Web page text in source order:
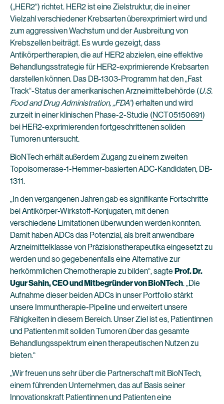
(„HER2“) richtet. HER2 ist eine Zielstruktur, die in einer
Vielzahl verschiedener Krebsarten überexprimiert wird und
zum aggressiven Wachstum und der Ausbreitung von
Krebszellen beiträgt. Es wurde gezeigt, dass
Antikörpertherapien, die auf HER2 abzielen, eine effektive
Behandlungsstrategie für HER2-exprimierende Krebsarten
darstellen können. Das DB-1303-Programm hat den „Fast
Track“-Status der amerikanischen Arzneimittelbehörde (U.S.
Food and Drug Administration, „FDA”) erhalten und wird
zurzeit in einer klinischen Phase-2-Studie (NCT05150691)
bei HER2-exprimierenden fortgeschrittenen soliden
Tumoren untersucht.
BioNTech erhält außerdem Zugang zu einem zweiten
Topoisomerase-1-Hemmer-basierten ADC-Kandidaten, DB-
1311.
„In den vergangenen Jahren gab es signifikante Fortschritte
bei Antikörper-Wirkstoff-Konjugaten, mit denen
verschiedene Limitationen überwunden werden konnten.
Damit haben ADCs das Potenzial, als breit anwendbare
Arzneimittelklasse von Präzisionstherapeutika eingesetzt zu
werden und so gegebenenfalls eine Alternative zur
herkömmlichen Chemotherapie zu bilden“, sagte Prof. Dr.
Ugur Sahin, CEO und Mitbegründer von BioNTech. „Die
Aufnahme dieser beiden ADCs in unser Portfolio stärkt
unsere Immuntherapie-Pipeline und erweitert unsere
Fähigkeiten in diesem Bereich. Unser Ziel ist es, Patientinnen
und Patienten mit soliden Tumoren über das gesamte
Behandlungsspektrum einen therapeutischen Nutzen zu
bieten.“
„Wir freuen uns sehr über die Partnerschaft mit BioNTech,
einem führenden Unternehmen, das auf Basis seiner
Innovationskraft Patientinnen und Patienten eine